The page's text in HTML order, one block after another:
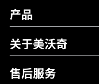
产品
关于美沃奇
售后服务